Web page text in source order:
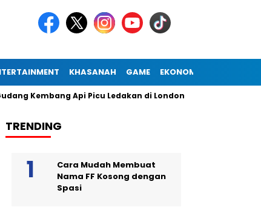
KHASANAH GAME EKONOMI
Kembang Api Picu Ledakan di London Diogo Jota Dies in
TRENDING
Cara Mudah Membuat
Nama FF Kosong dengan
Spasi